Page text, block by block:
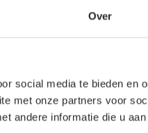
Over
social media te bieden en
met onze partners voor
andere informatie die u